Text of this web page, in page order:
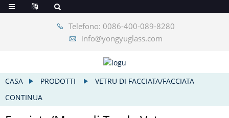
Telefono: 0086-400-089-8280
info@yongyuglass.com
CASA PRODOTTI
VETRU DI FACCIATA/FACCIATA
CONTINUA